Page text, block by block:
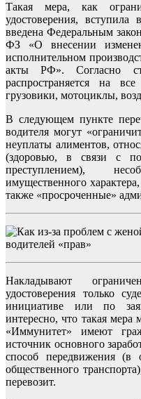
Такая мера, как
удостоверения,
введена Федеральным
ФЗ «О внесении
исполнительном
акты РФ». Согласно
распространяется на
грузовики, мотоциклы,
В следующем пункте
водителя могут
неуплаты алиментов,
(здоровью, в связи с
преступлением),
имущественного
также «просроченные»
Накладывают
удостоверения только
инициативе или по
интересно, что такая
«Иммунитет» имеют
источник основного
способ передвижения (в
общественного
перевозит.